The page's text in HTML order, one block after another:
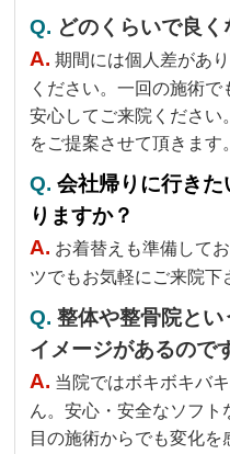
Q. どのくらいで良く
A. 期間には個人差があ
ください。一回の施術
安心してご来院ください
をご提案させて頂きます。
Q.会社帰りに行き
りますか？
A. お着替えも準備して
ツでもお気軽にご来院下
Q.整体や整骨院と
イメージがあるので
A. 当院ではボキボキバ
ん。安心・安全なソフト
目の施術からでも変化